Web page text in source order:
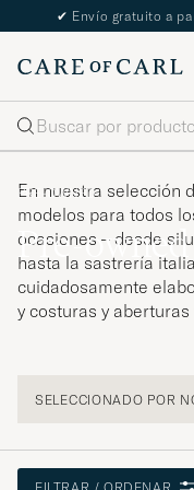
✔ Envío gratuito a
Buscar
PRE-OWNED
Pre-
En nuestra selección
modelos para todos
ocasiones – desde
hasta la sastrería
cuidadosamente
y costuras y
SELECCIONADO POR